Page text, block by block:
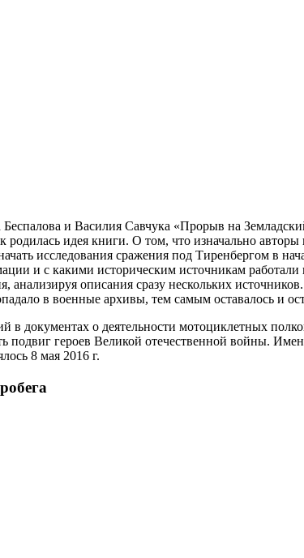
и Василия Савчука «Прорыв на
идея книги. О том, что изначально
исследования сражения под Тиренбергом в
и с какими историческим источникам работали
анализируя описания сразу нескольких
в военные архивы, тем самым оставалось и
в документах о деятельности мотоциклетных
героев Великой отечественной войны.
8 мая 2016 г.